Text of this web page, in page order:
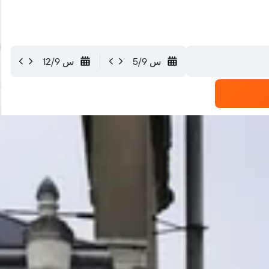
س 5/9 س 12/9